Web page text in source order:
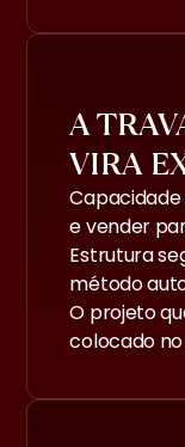
A
VIRA
e vender
Estrutura
método
O projeto
colocado